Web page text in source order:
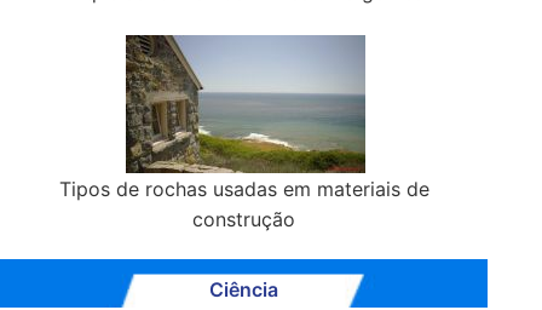
Tipos de rochas usadas em materiais de
construção
Ciência